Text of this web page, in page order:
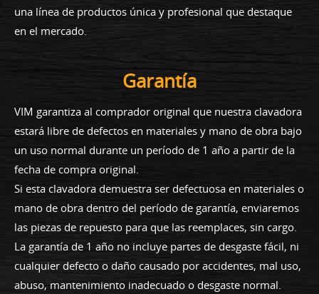
una línea de productos única y profesional que destaque
en el mercado.
Garantía
VIM garantiza al comprador original que nuestra clavadora
estará libre de defectos en materiales y mano de obra bajo
un uso normal durante un período de 1 año a partir de la
fecha de compra original.
Si esta clavadora demuestra ser defectuosa en materiales o
mano de obra dentro del período de garantía, enviaremos
las piezas de repuesto para que las reemplaces, sin cargo.
La garantía de 1 año no incluye partes de desgaste fácil, ni
cualquier defecto o daño causado por accidentes, mal uso,
abuso, mantenimiento inadecuado o desgaste normal.